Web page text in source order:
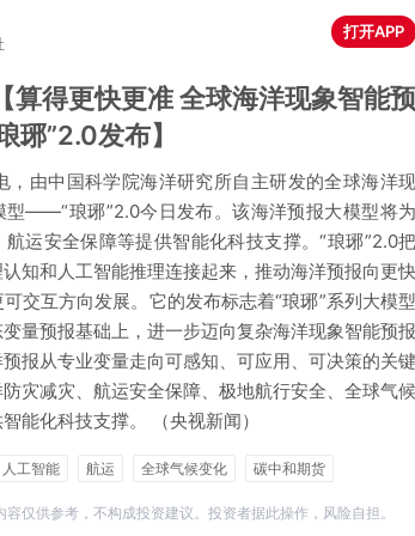
打开APP
算得更快更准 全球海洋现象智能预
琊”2.0发布】
，由中国科学院海洋研究所自主研发的全球海洋现
型——“琅琊”2.0今日发布。该海洋预报大模型将为
运安全保障等提供智能化科技支撑。“琅琊”2.0把
知和人工智能推理连接起来，推动海洋预报向更快
交互方向发展。它的发布标志着“琅琊”系列大模型
量预报基础上，进一步迈向复杂海洋现象智能预报
报从专业变量走向可感知、可应用、可决策的关键
灾减灾、航运安全保障、极地航行安全、全球气候
能化科技支撑。 （央视新闻）
人工智能 航运 全球气候变化 碳中和期货
容仅供参考，不构成投资建议。投资者据此操作，风险自担。